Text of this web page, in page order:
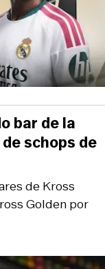
de Kross
Golden por
bar de la
schops de